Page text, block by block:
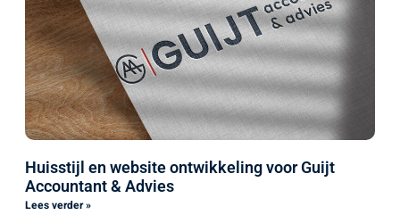
Huisstijl en website ontwikkeling voor Guijt
Accountant & Advies
Lees verder »